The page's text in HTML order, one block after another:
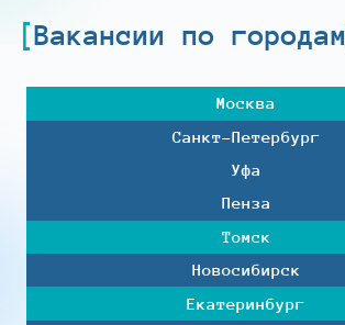
Вакансии по городам
Москва
Санкт-Петербург
Уфа
Пенза
Томск
Новосибирск
Екатеринбург